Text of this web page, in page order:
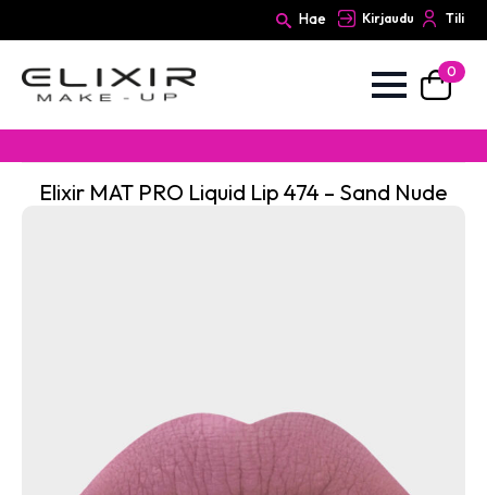
Hae Kirjaudu Tili
0
Elixir MAT PRO Liquid Lip 474 – Sand Nude